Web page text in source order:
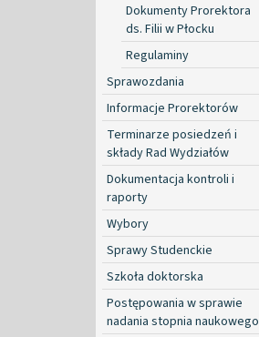
Dokumenty Prorektora
ds. Filii w Płocku
Regulaminy
Sprawozdania
Informacje Prorektorów
Terminarze posiedzeń i
składy Rad Wydziałów
Dokumentacja kontroli i
raporty
Wybory
Sprawy Studenckie
Szkoła doktorska
Postępowania w sprawie
nadania stopnia naukowego